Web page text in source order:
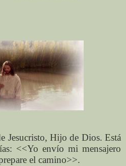
Jesucristo, Hijo de Dios. Está
<<Yo envío mi mensajero
el camino>>.